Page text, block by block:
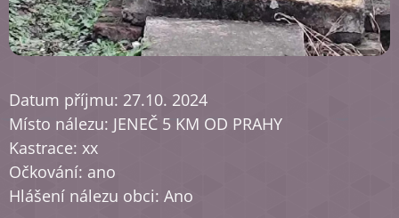
Datum příjmu: 27.10. 2024
Místo nálezu: JENEČ 5 KM OD PRAHY
Kastrace: xx
Očkování: ano
Hlášení nálezu obci: Ano